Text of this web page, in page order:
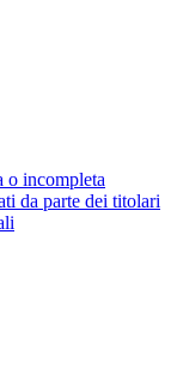
o incompleta
da parte dei titolari